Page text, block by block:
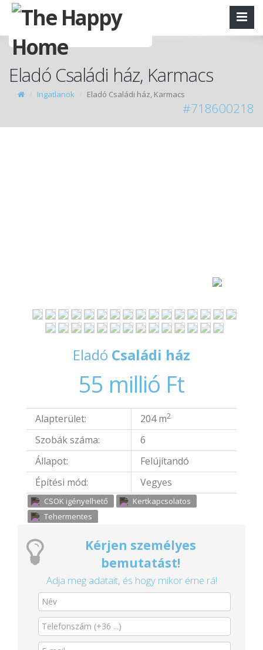
Eladó Családi ház, Karmacs
Ingatlanok Eladó Családi ház, Karmacs
#718600218
Eladó Családi ház
55 millió Ft
Alapterület: 204 m2
Szobák száma:
6
Állapot:
Felújítandó
Építési mód:
Vegyes
CSOK igényelhető
Kertkapcsolatos
Tehermentes
Kérjen személyes
bemutatást!
Adja meg adatait, és hogy mikor érne rá!